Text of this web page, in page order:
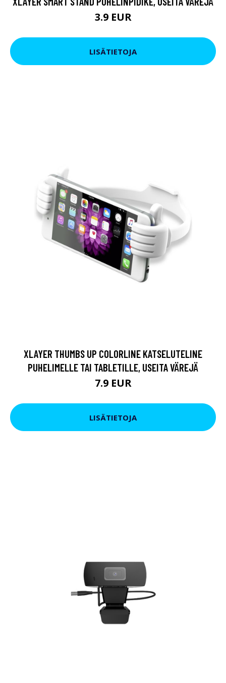
3.9 EUR
LISÄTIETOJA
XLAYER THUMBS UP COLORLINE KATSELUTELINE
PUHELIMELLE TAI TABLETILLE, USEITA VÄREJÄ
7.9 EUR
LISÄTIETOJA